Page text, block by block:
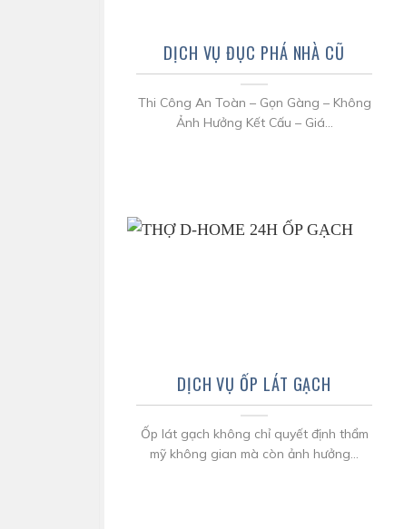
DỊCH VỤ ĐỤC PHÁ NHÀ CŨ
Thi Công An Toàn – Gọn Gàng – Không
Ảnh Hưởng Kết Cấu – Giá...
DỊCH VỤ ỐP LÁT GẠCH
Ốp lát gạch không chỉ quyết định thẩm
mỹ không gian mà còn ảnh hưởng...